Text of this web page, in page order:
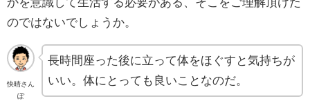
のではないでしょうか。
快晴さん
ぽ
長時間座った後に立って体をほぐすと気持ちが
いい。体にとっても良いことなのだ。